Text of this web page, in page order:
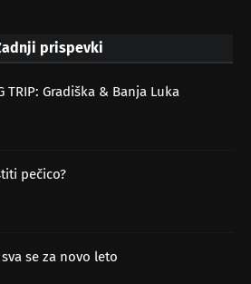
prispevki
TRIP: Gradiška & Banja Luka
pečico?
se za novo leto